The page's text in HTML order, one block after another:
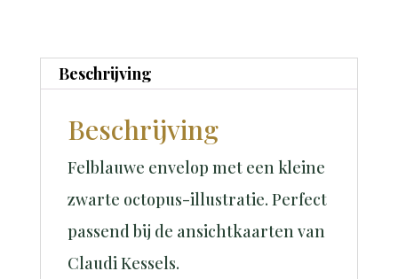
aantal
Beschrijving
Beschrijving
Felblauwe envelop met een kleine
zwarte octopus-illustratie. Perfect
passend bij de ansichtkaarten van
Claudi Kessels.